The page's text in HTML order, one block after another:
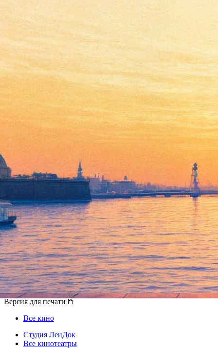
На “Лендоке” покажут
отреставрированного
“Александра Невского”
25 мая 2017, четверг,20.00
Версия для печати
Все кино
Студия ЛенДок
Все кинотеатры